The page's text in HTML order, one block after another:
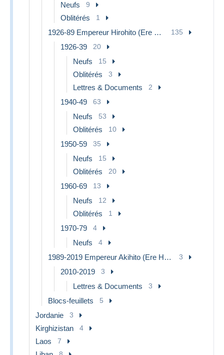
Neufs 9
Oblitérés 1
1926-89 Empereur Hirohito (Ere Showa) 135
1926-39 20
Neufs 15
Oblitérés 3
Lettres & Documents 2
1940-49 63
Neufs 53
Oblitérés 10
1950-59 35
Neufs 15
Oblitérés 20
1960-69 13
Neufs 12
Oblitérés 1
1970-79 4
Neufs 4
1989-2019 Empereur Akihito (Ere Heisei) 3
2010-2019 3
Lettres & Documents 3
Blocs-feuillets 5
Jordanie 3
Kirghizistan 4
Laos 7